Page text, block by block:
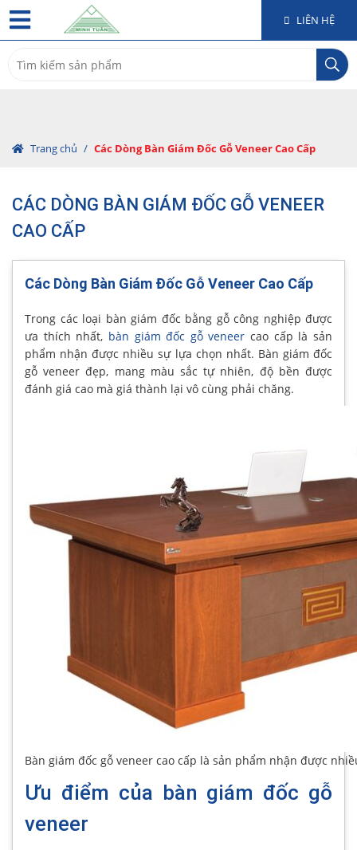
LIÊN HỆ
for:
Trang chủ / Các Dòng Bàn Giám Đốc Gỗ Veneer Cao Cấp
CÁC DÒNG BÀN GIÁM ĐỐC GỖ VENEER
CAO CẤP
Các Dòng Bàn Giám Đốc Gỗ Veneer Cao Cấp
Trong các loại bàn giám đốc bằng gỗ công nghiệp được
ưa thích nhất, bàn giám đốc gỗ veneer cao cấp là sản
phẩm nhận được nhiều sự lựa chọn nhất. Bàn giám đốc
gỗ veneer đẹp, mang màu sắc tự nhiên, độ bền được
đánh giá cao mà giá thành lại vô cùng phải chăng.
Bàn giám đốc gỗ veneer cao cấp là sản phẩm nhận được
Ưu điểm của bàn giám đốc gỗ
veneer